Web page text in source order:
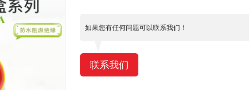
如果您有任何问题可以联系我们！
联系我们